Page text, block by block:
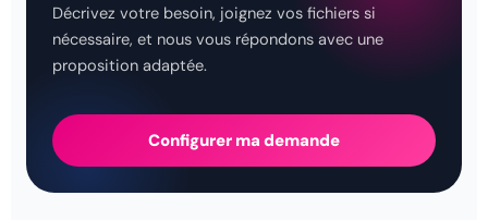
Décrivez votre besoin, joignez vos fichiers si
nécessaire, et nous vous répondons avec une
proposition adaptée.
Configurer ma demande